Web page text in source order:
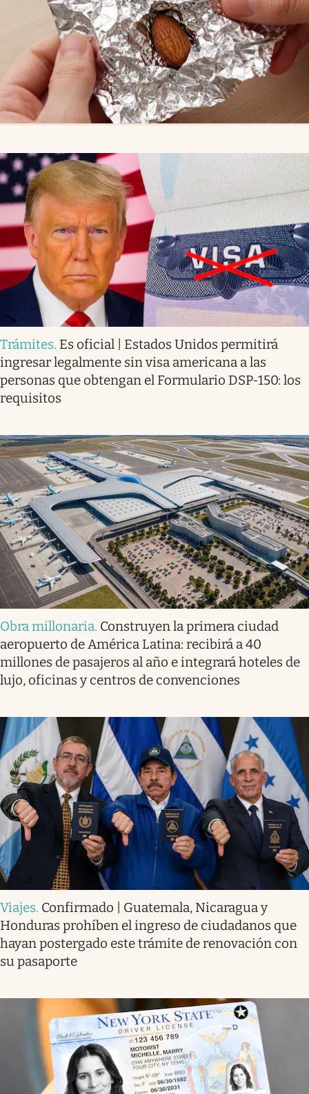
Trámites. Es oficial | Estados Unidos permitirá
ingresar legalmente sin visa americana a las
personas que obtengan el Formulario DSP-150: los
requisitos
Obra millonaria. Construyen la primera ciudad
aeropuerto de América Latina: recibirá a 40
millones de pasajeros al año e integrará hoteles de
lujo, oficinas y centros de convenciones
Viajes. Confirmado | Guatemala, Nicaragua y
Honduras prohíben el ingreso de ciudadanos que
hayan postergado este trámite de renovación con
su pasaporte